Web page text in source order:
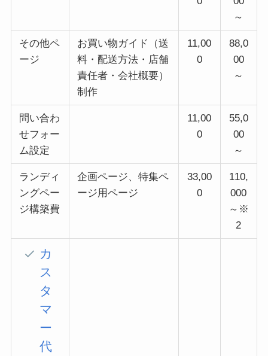
～
その他ペ
ージ
お買い物ガイド（送
料・配送方法・店舗
責任者・会社概要）
制作
11,00
0
88,0
00
～
問い合わ
せフォー
ム設定
11,00
0
55,0
00
～
ランディ
ングペー
ジ構築費
企画ページ、特集ペ
ージ用ページ
33,00
0
110,
000
～※
2
カ
ス
タ
マ
ー
代